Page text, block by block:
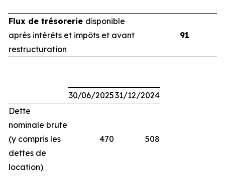
Flux de trésorerie disponible
après intérêts et impôts et avant
restructuration
91
30/06/202531/12/2024
Dette
nominale brute
(y compris les
dettes de
location)
470 508